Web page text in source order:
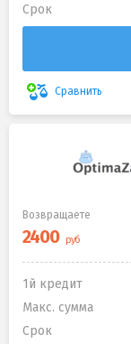
Срок
Сравнить
Возвращаете
1й кредит
Макс. сумма
Срок